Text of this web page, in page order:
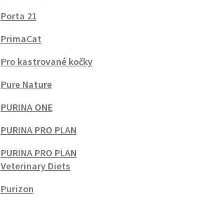
Porta 21
PrimaCat
Pro kastrované kočky
Pure Nature
PURINA ONE
PURINA PRO PLAN
PURINA PRO PLAN
Veterinary Diets
Purizon